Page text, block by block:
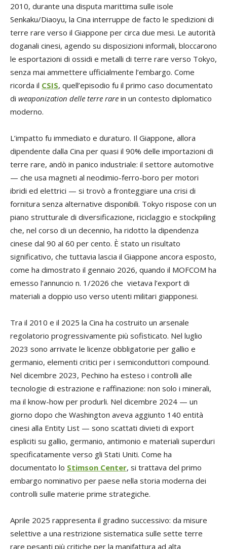
2010, durante una disputa marittima sulle isole
Senkaku/Diaoyu, la Cina interruppe de facto le spedizioni di
terre rare verso il Giappone per circa due mesi. Le autorità
doganali cinesi, agendo su disposizioni informali, bloccarono
le esportazioni di ossidi e metalli di terre rare verso Tokyo,
senza mai ammettere ufficialmente l’embargo. Come
ricorda il CSIS, quell’episodio fu il primo caso documentato
di weaponization delle terre rare in un contesto diplomatico
moderno.
L’impatto fu immediato e duraturo. Il Giappone, allora
dipendente dalla Cina per quasi il 90% delle importazioni di
terre rare, andò in panico industriale: il settore automotive
— che usa magneti al neodimio-ferro-boro per motori
ibridi ed elettrici — si trovò a fronteggiare una crisi di
fornitura senza alternative disponibili. Tokyo rispose con un
piano strutturale di diversificazione, riciclaggio e stockpiling
che, nel corso di un decennio, ha ridotto la dipendenza
cinese dal 90 al 60 per cento. È stato un risultato
significativo, che tuttavia lascia il Giappone ancora esposto,
come ha dimostrato il gennaio 2026, quando il MOFCOM ha
emesso l’annuncio n. 1/2026 che vietava l’export di
materiali a doppio uso verso utenti militari giapponesi.
Tra il 2010 e il 2025 la Cina ha costruito un arsenale
regolatorio progressivamente più sofisticato. Nel luglio
2023 sono arrivate le licenze obbligatorie per gallio e
germanio, elementi critici per i semiconduttori compound.
Nel dicembre 2023, Pechino ha esteso i controlli alle
tecnologie di estrazione e raffinazione: non solo i minerali,
ma il know-how per produrli. Nel dicembre 2024 — un
giorno dopo che Washington aveva aggiunto 140 entità
cinesi alla Entity List — sono scattati divieti di export
espliciti su gallio, germanio, antimonio e materiali superduri
specificatamente verso gli Stati Uniti. Come ha
documentato lo Stimson Center, si trattava del primo
embargo nominativo per paese nella storia moderna dei
controlli sulle materie prime strategiche.
Aprile 2025 rappresenta il gradino successivo: da misure
selettive a una restrizione sistematica sulle sette terre
rare pesanti più critiche per la manifattura ad alta